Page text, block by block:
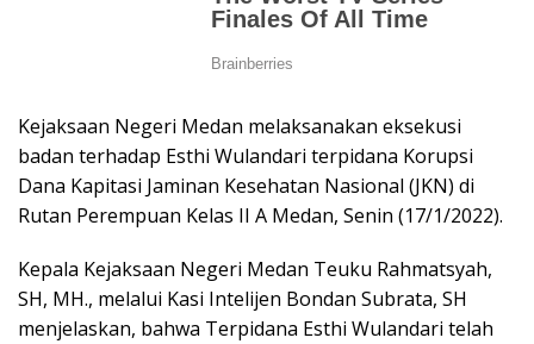
Kejaksaan Negeri Medan melaksanakan eksekusi
badan terhadap Esthi Wulandari terpidana Korupsi
Dana Kapitasi Jaminan Kesehatan Nasional (JKN) di
Rutan Perempuan Kelas II A Medan, Senin (17/1/2022).
Kepala Kejaksaan Negeri Medan Teuku Rahmatsyah,
SH, MH., melalui Kasi Intelijen Bondan Subrata, SH
menjelaskan, bahwa Terpidana Esthi Wulandari telah